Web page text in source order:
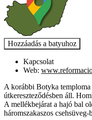
Kapcsolat
Web:
A korábbi Botyka
útkereszteződésben áll.
A mellékbejárat a hajó bal
háromszakaszos csehsüveg-